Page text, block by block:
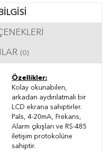
(0)
Özellikler:
Kolay okunabilen,
arkadan aydınlatmalı bir
LCD ekrana sahiptirler.
Pals, 4-20mA, Frekans,
Alarm çıkışları ve RS-485
iletişim protokolüne
sahiptir.